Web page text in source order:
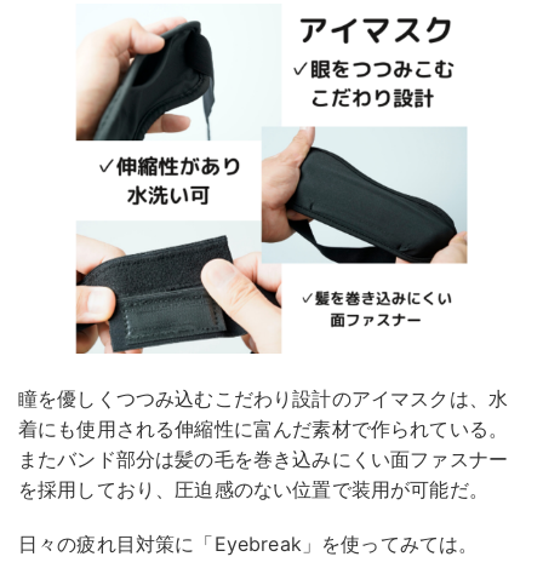
瞳を優しくつつみ込むこだわり設計のアイマスクは、水
着にも使用される伸縮性に富んだ素材で作られている。
またバンド部分は髪の毛を巻き込みにくい面ファスナー
を採用しており、圧迫感のない位置で装用が可能だ。
日々の疲れ目対策に「Eyebreak」を使ってみては。